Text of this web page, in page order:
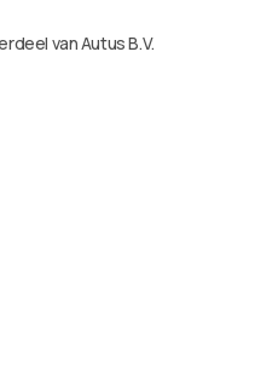
van Autus B.V.